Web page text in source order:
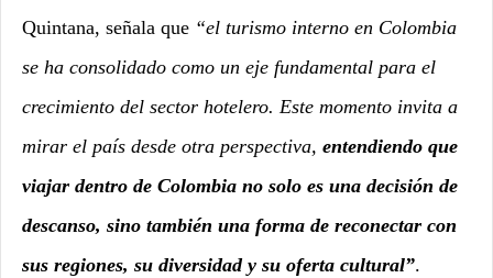
Quintana, señala que “el turismo interno en Colombia
se ha consolidado como un eje fundamental para el
crecimiento del sector hotelero. Este momento invita a
mirar el país desde otra perspectiva, entendiendo que
viajar dentro de Colombia no solo es una decisión de
descanso, sino también una forma de reconectar con
sus regiones, su diversidad y su oferta cultural”.